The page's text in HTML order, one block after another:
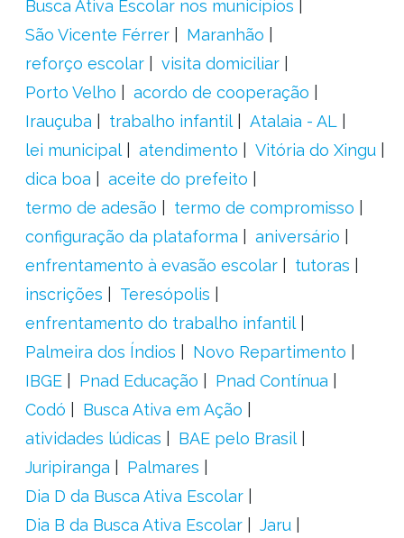
Busca Ativa Escolar nos municípios
São Vicente Férrer
Maranhão
reforço escolar
visita domiciliar
Porto Velho
acordo de cooperação
Irauçuba
trabalho infantil
Atalaia - AL
lei municipal
atendimento
Vitória do Xingu
dica boa
aceite do prefeito
termo de adesão
termo de compromisso
configuração da plataforma
aniversário
enfrentamento à evasão escolar
tutoras
inscrições
Teresópolis
enfrentamento do trabalho infantil
Palmeira dos Índios
Novo Repartimento
IBGE
Pnad Educação
Pnad Contínua
Codó
Busca Ativa em Ação
atividades lúdicas
BAE pelo Brasil
Juripiranga
Palmares
Dia D da Busca Ativa Escolar
Dia B da Busca Ativa Escolar
Jaru